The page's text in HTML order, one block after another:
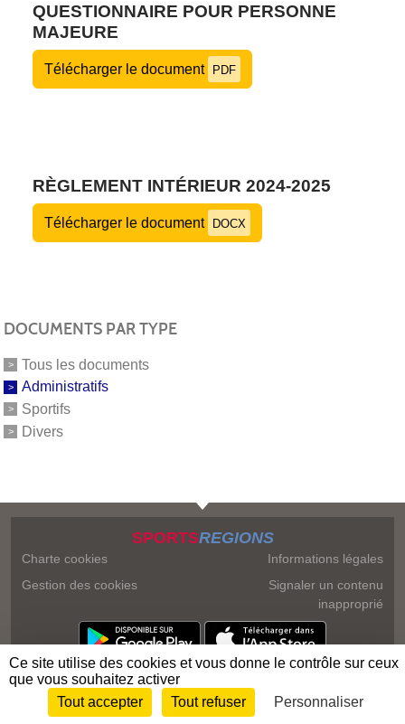
QUESTIONNAIRE POUR PERSONNE
MAJEURE
Télécharger le document PDF
RÈGLEMENT INTÉRIEUR 2024-2025
Télécharger le document DOCX
DOCUMENTS PAR TYPE
Tous les documents
Administratifs
Sportifs
Divers
SPORTSREGIONS
Charte cookies
Gestion des cookies
Informations légales
Signaler un contenu
inapproprié
Envie de participer ? Connexion
Ce site utilise des cookies et vous donne le contrôle sur ceux
que vous souhaitez activer
Tout accepter
Tout refuser Personnaliser